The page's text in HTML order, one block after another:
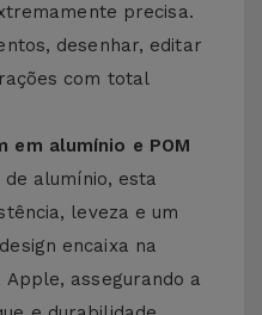
precisa.
desenhar, editar
com total
em alumínio e POM
alumínio, esta
leveza e um
encaixa na
assegurando a